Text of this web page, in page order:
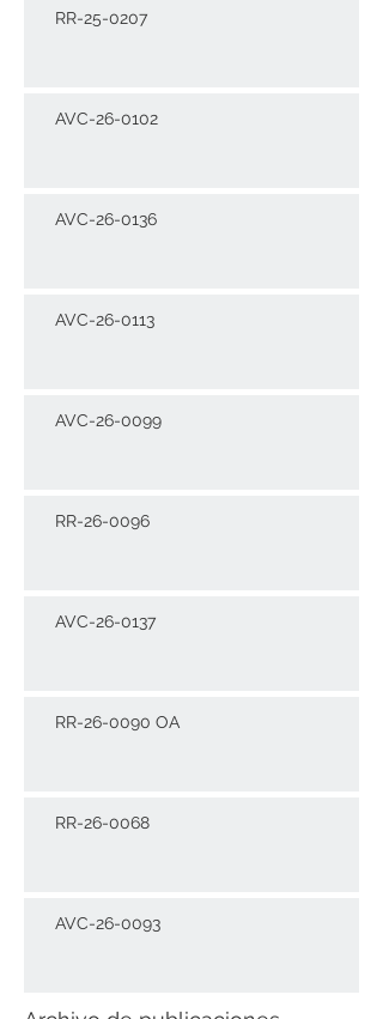
RR-25-0207
AVC-26-0102
AVC-26-0136
AVC-26-0113
AVC-26-0099
RR-26-0096
AVC-26-0137
RR-26-0090 OA
RR-26-0068
AVC-26-0093